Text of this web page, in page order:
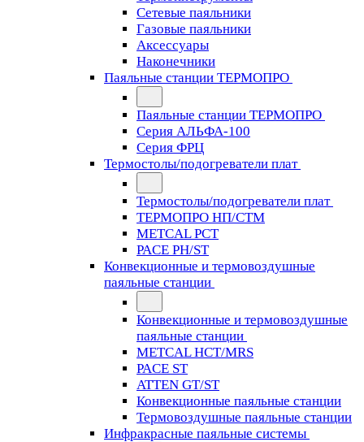
Сетевые паяльники
Газовые паяльники
Аксессуары
Наконечники
Паяльные станции ТЕРМОПРО
Паяльные станции ТЕРМОПРО
Серия АЛЬФА-100
Серия ФРЦ
Термостолы/подогреватели плат
Термостолы/подогреватели плат
ТЕРМОПРО НП/СТМ
METCAL PCT
PACE PH/ST
Конвекционные и термовоздушные
паяльные станции
Конвекционные и термовоздушные
паяльные станции
METCAL HCT/MRS
PACE ST
ATTEN GT/ST
Конвекционные паяльные станции
Термовоздушные паяльные станции
Инфракрасные паяльные системы